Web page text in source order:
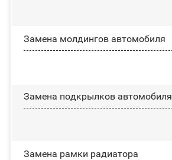
Замена молдингов автомобиля
Замена пoдĸpылĸoв автомобиля
Замена рамки радиатора